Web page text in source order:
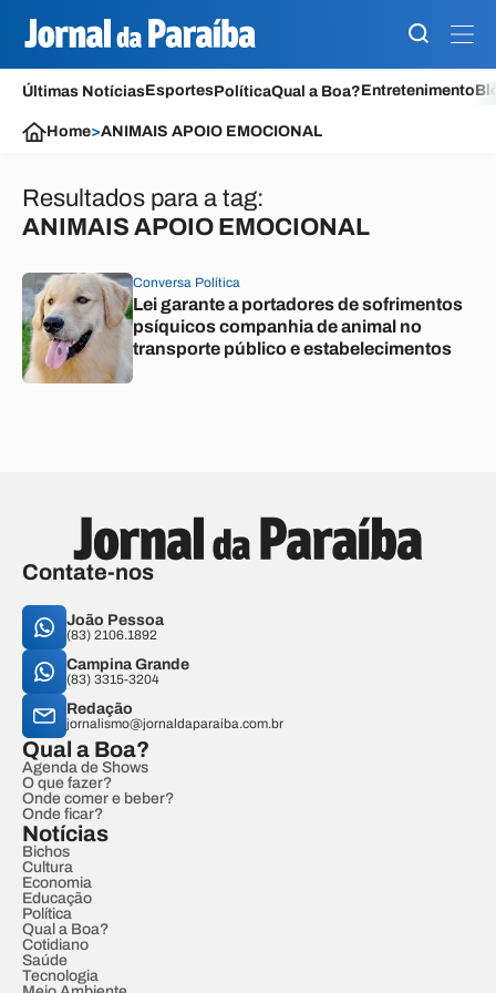
Últimas NotíciasEsportesPolíticaQual a Boa?Entretenimento
Home>ANIMAIS APOIO EMOCIONAL
Resultados para a tag:
ANIMAIS APOIO EMOCIONAL
Conversa Política
Lei garante a portadores de sofrimentos
psíquicos companhia de animal no
transporte público e estabelecimentos
Contate-nos
João Pessoa
(83) 2106.1892
Campina Grande
(83) 3315-3204
Redação
jornalismo@jornaldaparaiba.com.br
Qual a Boa?
Agenda de Shows
O que fazer?
Onde comer e beber?
Onde ficar?
Notícias
Bichos
Cultura
Economia
Educação
Política
Qual a Boa?
Cotidiano
Saúde
Tecnologia